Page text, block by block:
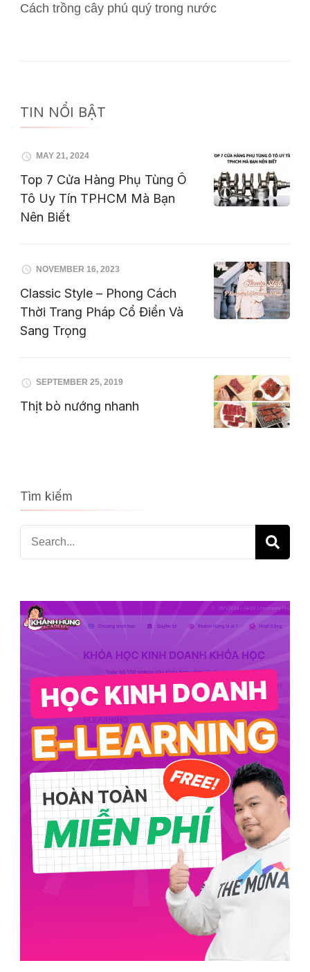
Cách trồng cây phú quý trong nước
TIN NỔI BẬT
MAY 21, 2024
Top 7 Cửa Hàng Phụ Tùng Ô
Tô Uy Tín TPHCM Mà Bạn
Nên Biết
NOVEMBER 16, 2023
Classic Style – Phong Cách
Thời Trang Pháp Cổ Điển Và
Sang Trọng
SEPTEMBER 25, 2019
Thịt bò nướng nhanh
Tìm kiếm
Search
for: